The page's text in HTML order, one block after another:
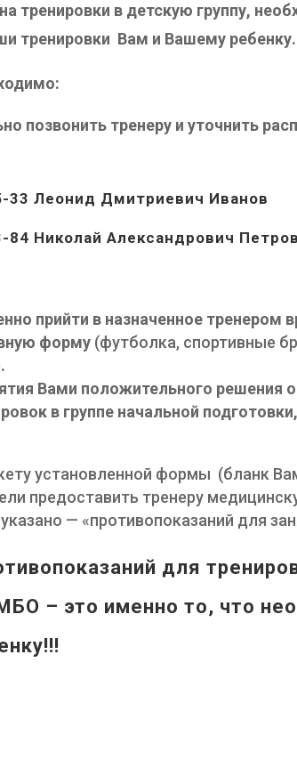
тренировки в детскую группу,
тренировки Вам и Вашему ребенку.
позвонить тренеру и уточнить
33Леонид Дмитриевич Иванов
83-84 Николай
прийти в назначенное тренером
форму (футболка, спортивные
.
Вами положительного решения
в группе начальной
установленной формы (бланк
предоставить тренеру
— «противопоказаний для
для
– это именно то, что